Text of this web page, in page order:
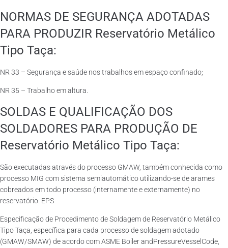
NORMAS DE SEGURANÇA ADOTADAS
PARA PRODUZIR Reservatório Metálico
Tipo Taça:
NR 33 – Segurança e saúde nos trabalhos em espaço confinado;
NR 35 – Trabalho em altura.
SOLDAS E QUALIFICAÇÃO DOS
SOLDADORES PARA PRODUÇÃO DE
Reservatório Metálico Tipo Taça:
São executadas através do processo GMAW, também conhecida como
processo MIG com sistema semiautomático utilizando-se de arames
cobreados em todo processo (internamente e externamente) no
reservatório. EPS
Especificação de Procedimento de Soldagem de Reservatório Metálico
Tipo Taça, específica para cada processo de soldagem adotado
(GMAW/SMAW) de acordo com ASME Boiler andPressureVesselCode,